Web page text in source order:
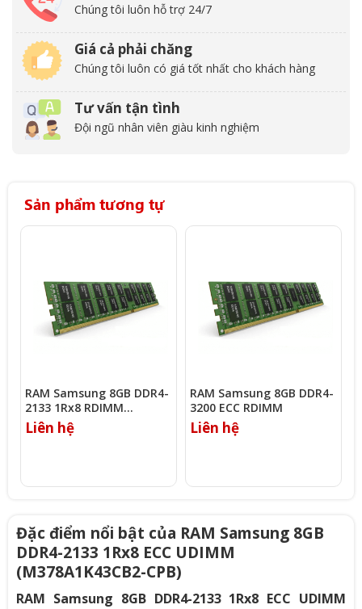
Chúng tôi luôn hỗ trợ 24/7
Giá cả phải chăng
Chúng tôi luôn có giá tốt nhất cho khách hàng
Tư vấn tận tình
Đội ngũ nhân viên giàu kinh nghiệm
Sản phẩm tương tự
RAM Samsung 8GB DDR4-
2133 1Rx8 RDIMM
(M393A1K43BB0-CPB)
Liên hệ
RAM Samsung 8GB DDR4-
3200 ECC RDIMM
Liên hệ
Đặc điểm nổi bật của RAM Samsung 8GB
DDR4-2133 1Rx8 ECC UDIMM
(M378A1K43CB2-CPB)
RAM Samsung 8GB DDR4-2133 1Rx8 ECC UDIMM